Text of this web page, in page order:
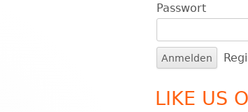
Passwort
A
l
t
LIKE US